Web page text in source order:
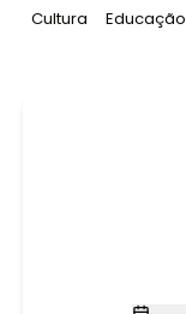
Tag:
Cultura Tag:
Educação